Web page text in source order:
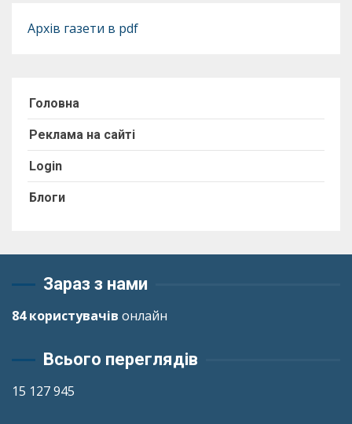
Архів газети в pdf
Головна
Реклама на сайті
Login
Блоги
Зараз з нами
84 користувачів онлайн
Всього переглядів
15 127 945